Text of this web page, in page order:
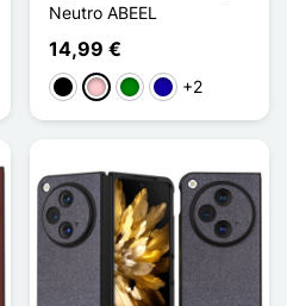
Neutro ABEEL
14,99 €
NegroRosaVerdeAzul oscuro
+2